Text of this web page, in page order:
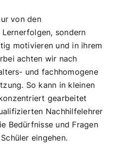
von den
sondern
motivieren und in ihrem
achten wir nach
und fachhomogene
So kann in kleinen
gearbeitet
Nachhilfelehrer
Bedürfnisse und Fragen
eingehen.